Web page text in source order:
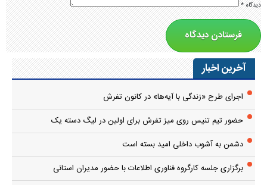
دیدگاه*
آخرین اخبار
اجرای طرح «زندگی با آیه‌ها» در کانون تفرش
حضور تیم تنیس روی میز تفرش برای اولین در لیگ دسته یک
دشمن به آشوب داخلی امید بسته است
برگزاری جلسه کارگروه فناوری اطلاعات با حضور مدیران استانی